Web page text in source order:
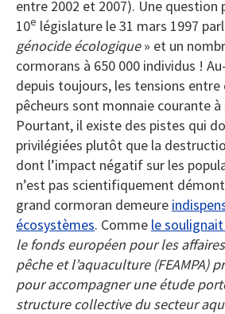
entre 2002 et 2007). Une question
10e législature le 31 mars 1997
génocide écologique» et un
cormorans à 650 000 individus !
depuis toujours, les tensions entre
pêcheurs sont monnaie courante
Pourtant, il existe des pistes qui
privilégiées plutôt que la
dont l’impact négatif sur les
n’est pas scientifiquement
grand cormoran demeure
écosystèmes. Comme le
le fonds européen pour les
pêche et l’aquaculture (FEAMPA)
pour accompagner une étude
structure collective du secteur